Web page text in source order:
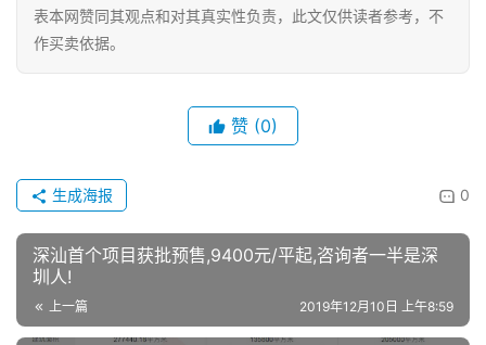
表本网赞同其观点和对其真实性负责，此文仅供读者参考，不
作买卖依据。
赞 (0)
0
生成海报
深汕首个项目获批预售,9400元/平起,咨询者一半是深
圳人!
上一篇 2019年12月10日 上午8:59